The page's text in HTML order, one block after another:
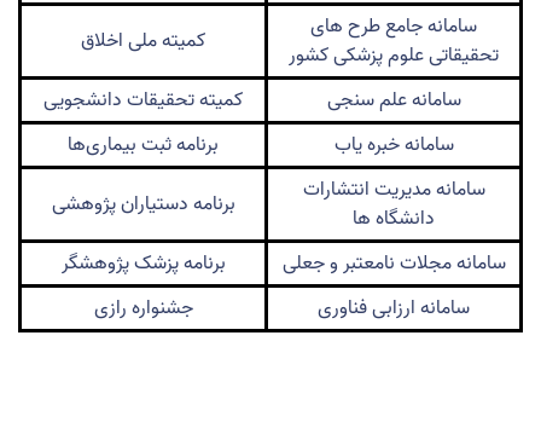
سامانه جامع طرح های
تحقیقاتی علوم پزشکی کشور
کمیته ملی اخلاق
سامانه علم سنجی
کمیته تحقیقات دانشجویی
سامانه خبره یاب
برنامه ثبت بیماری‌ها
سامانه مدیریت انتشارات
دانشگاه ه‍ا
برنامه دستیاران پژوهشی
سامانه مجلات نامعتبر و جعلی
برنامه پزشک پژوهشگر
سامانه ارزابی فناوری
جشنواره رازی